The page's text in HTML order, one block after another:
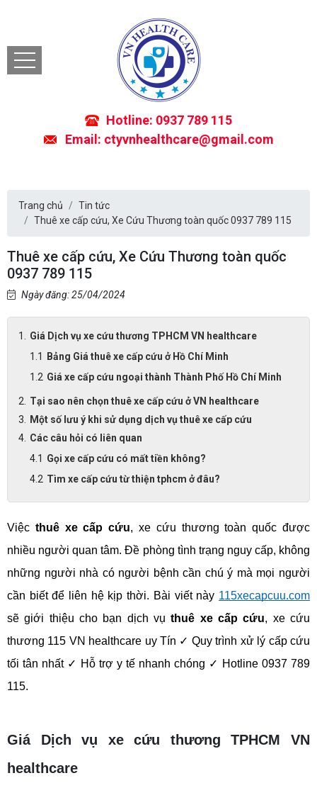
Hotline: 0937 789 115
Email: ctyvnhealthcare@gmail.com
Trang chủ
Tin tức
Thuê xe cấp cứu, Xe Cứu Thương toàn quốc 0937 789 115
Thuê xe cấp cứu, Xe Cứu Thương toàn quốc
0937 789 115
Ngày đăng: 25/04/2024
Giá Dịch vụ xe cứu thương TPHCM VN healthcare
Bảng Giá thuê xe cấp cứu ở Hồ Chí Minh
Giá xe cấp cứu ngoại thành Thành Phố Hồ Chí Minh
Tại sao nên chọn thuê xe cấp cứu ở VN healthcare
Một số lưu ý khi sử dụng dịch vụ thuê xe cấp cứu
Các câu hỏi có liên quan
Gọi xe cấp cứu có mất tiền không?
Tìm xe cấp cứu từ thiện tphcm ở đâu?
Việc thuê xe cấp cứu, xe cứu thương toàn quốc được
nhiều người quan tâm. Đề phòng tình trạng nguy cấp, không
những người nhà có người bệnh cần chú ý mà mọi người
cần biết để liên hệ kịp thời. Bài viết này 115xecapcuu.com
sẽ giới thiệu cho bạn dịch vụ thuê xe cấp cứu, xe cứu
thương 115 VN healthcare uy Tín ✓ Quy trình xử lý cấp cứu
tối tân nhất ✓ Hỗ trợ y tế nhanh chóng ✓ Hotline 0937 789
115.
Giá Dịch vụ xe cứu thương TPHCM VN
healthcare